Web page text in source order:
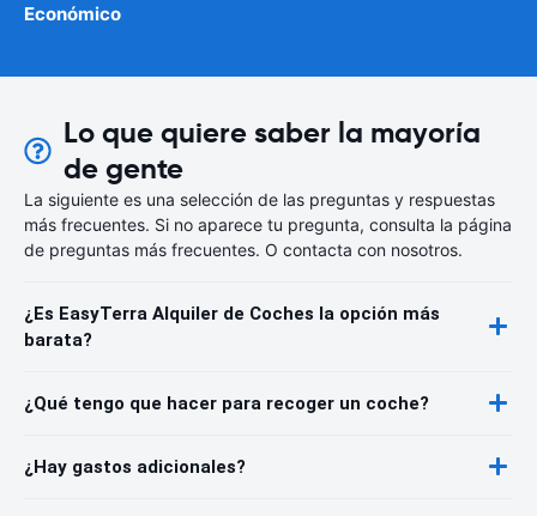
Económico
Lo que quiere saber la mayoría
de gente
La siguiente es una selección de las preguntas y respuestas
más frecuentes. Si no aparece tu pregunta, consulta la página
de preguntas más frecuentes. O contacta con nosotros.
¿Es EasyTerra Alquiler de Coches la opción más
barata?
¿Qué tengo que hacer para recoger un coche?
¿Hay gastos adicionales?